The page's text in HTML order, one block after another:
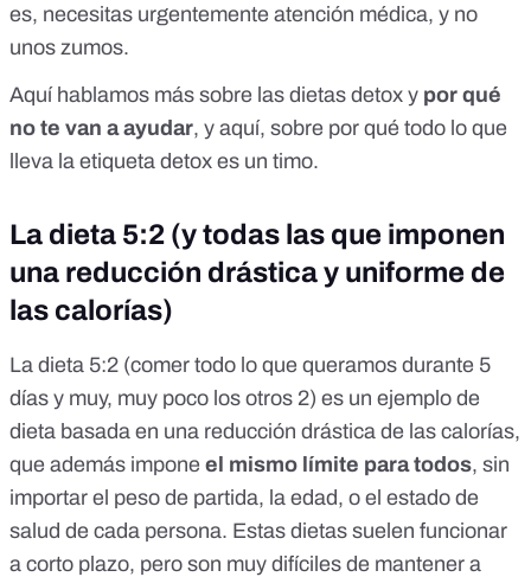
es, necesitas urgentemente atención médica, y no
unos zumos.
Aquíhablamos más sobre las dietas detox y por qué
no te van a ayudar, y aquí, sobre por qué todo lo que
lleva la etiqueta detox es un timo.
La dieta 5:2 (y todas las que imponen
una reducción drástica y uniforme de
las calorías)
La dieta 5:2 (comer todo lo que queramos durante 5
días y muy, muy poco los otros 2) es un ejemplo de
dieta basada en una reducción drástica de las calorías,
que además impone el mismo límite para todos, sin
importar el peso de partida, la edad, o el estado de
salud de cada persona. Estas dietas suelen funcionar
a corto plazo, pero son muy difíciles de mantener a